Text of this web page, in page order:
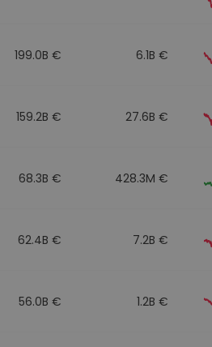
199.0B € 6.1B €
159.2B € 27.6B €
68.3B € 428.3M €
62.4B € 7.2B €
56.0B € 1.2B €